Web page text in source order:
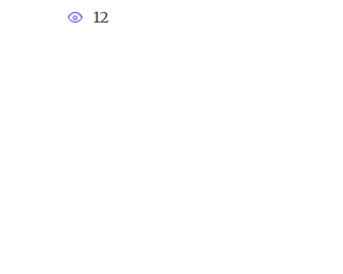
12